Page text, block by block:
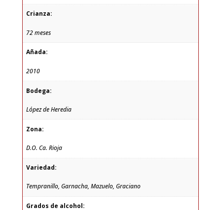
Crianza:
72 meses
Añada:
2010
Bodega:
López de Heredia
Zona:
D.O. Ca. Rioja
Variedad:
Tempranillo, Garnacha, Mazuelo, Graciano
Grados de alcohol: